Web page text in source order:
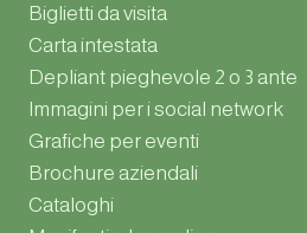
Biglietti da visita
Carta intestata
Depliant pieghevole 2 o 3 ante
Immagini per i social network
Grafiche per eventi
Brochure aziendali
Cataloghi